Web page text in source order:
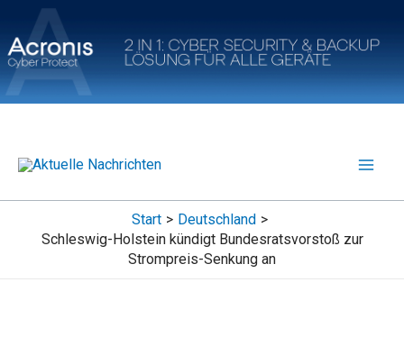
Inhalt
springen
Start
Deutschland
Schleswig-Holstein kündigt Bundesratsvorstoß zur
Strompreis-Senkung an